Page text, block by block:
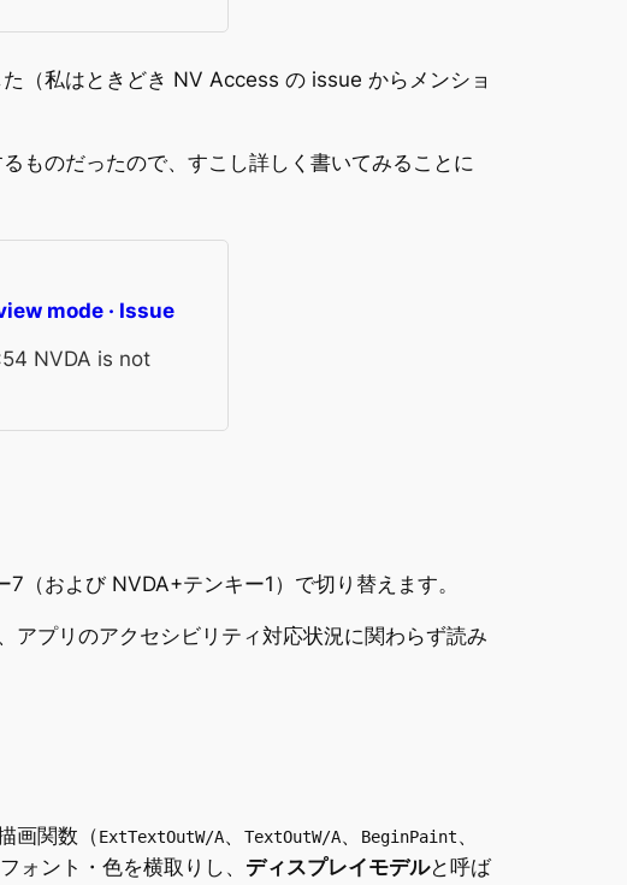
（私はときどき NV Access の issue からメンショ
ものだったので、すこし詳しく書いてみることに
mode · Issue
NVDA is not
および NVDA+テンキー1）で切り替えます。
プリのアクセシビリティ対応状況に関わらず読み
画関数（ExtTextOutW/A、 TextOutW/A、 BeginPaint、
ォント・色を横取りし、 ディスプレイモデルと呼ば